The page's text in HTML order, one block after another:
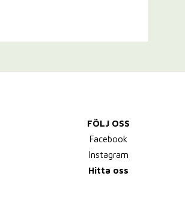
FÖLJ OSS
Facebook
Instagram
Hitta oss